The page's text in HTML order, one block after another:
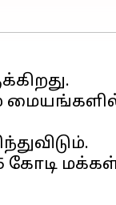
5 கோடி